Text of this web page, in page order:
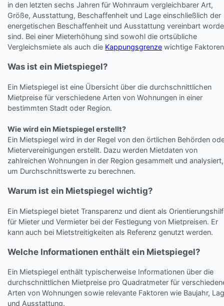
in den letzten sechs Jahren für Wohnraum vergleichbarer Art,
Größe, Ausstattung, Beschaffenheit und Lage einschließlich der
energetischen Beschaffenheit und Ausstattung vereinbart
sind. Bei einer Mieterhöhung sind sowohl die ortsübliche
Vergleichsmiete als auch die Kappungsgrenze wichtige
Was ist ein Mietspiegel?
Ein Mietspiegel ist eine Übersicht über die durchschnittlichen
Mietpreise für verschiedene Arten von Wohnungen in einer
bestimmten Stadt oder Region.
Wie wird ein Mietspiegel erstellt?
Ein Mietspiegel wird in der Regel von den örtlichen Behörden
Mietervereinigungen erstellt. Dazu werden Mietdaten von
zahlreichen Wohnungen in der Region gesammelt und analysiert,
um Durchschnittswerte zu berechnen.
Warum ist ein Mietspiegel wichtig?
Ein Mietspiegel bietet Transparenz und dient als
für Mieter und Vermieter bei der Festlegung von Mietpreisen. Er
kann auch bei Mietstreitigkeiten als Referenz genutzt werden.
Welche Informationen enthält ein Mietspiegel?
Ein Mietspiegel enthält typischerweise Informationen über die
durchschnittlichen Mietpreise pro Quadratmeter für
Arten von Wohnungen sowie relevante Faktoren wie Baujahr,
und Ausstattung.